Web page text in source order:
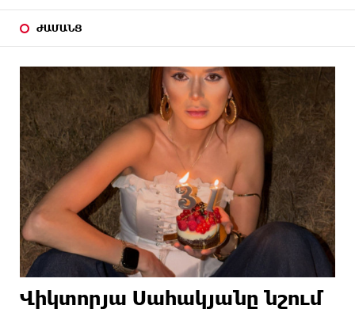
ԺԱՄԱՆՑ
Վիկտորյա Սահակյանը նշում